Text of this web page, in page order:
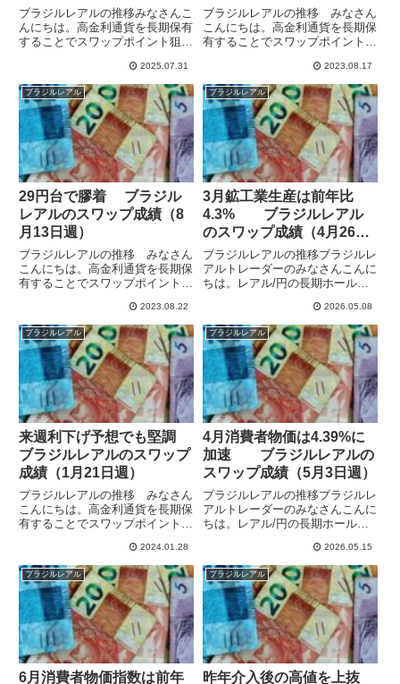
ブラジルレアルの推移みなさんこ
んにちは。高金利通貨を長期保有
することでスワップポイント狙い
銀は9月から金利引き上げサイク
ルに入っていて、政策金利は15%
となっています。残念ながらその
間IG証券のスワポは増えてい...
2025.07.31
ブラジルレアルの推移 みなさん
こんにちは。高金利通貨を長期保
有することでスワップポイント狙
発表のブラジルの7月の消費者物
価指数（IPCA）は、前年同月比
で予想2.76%のところ3.99%上昇
となりました。前月...
2023.08.17
ブラジルレアル
29円台で膠着 ブラジル
レアルのスワップ成績（8
月13日週）
ブラジルレアルの推移 みなさん
こんにちは。高金利通貨を長期保
有することでスワップポイント狙
の政策金利は13.25%と高くなっ
ていますが、8月2日には13.75%
から0.50%利下げして緩和に転換
しています。7月...
2023.08.22
ブラジルレアル
3月鉱工業生産は前年比
4.3% ブラジルレアル
のスワップ成績（4月26日
週）
ブラジルレアルの推移ブラジルレ
アルトレーダーのみなさんこんに
ちは。レアル/円の長期ホールド
しています。2025年9月からレア
ル/円に加え、米ドル/レアルも保
有しています。ブラジル中銀は4
月に政策金利を引き下げ1...
2026.05.08
ブラジルレアル
来週利下げ予想でも堅調
ブラジルレアルのスワップ
成績（1月21日週）
ブラジルレアルの推移 みなさん
こんにちは。高金利通貨を長期保
有することでスワップポイント狙
日の日銀会合前後は円高となって
対円の高金利通貨は軟調でした
が、週後半は回復しています。
23日午後3時以降の動きを見る
と、...
2024.01.28
ブラジルレアル
4月消費者物価は4.39%に
加速 ブラジルレアルの
スワップ成績（5月3日週）
ブラジルレアルの推移ブラジルレ
アルトレーダーのみなさんこんに
ちは。レアル/円の長期ホールド
しています。2025年9月からレア
ル/円に加え、米ドル/レアルも保
有しています。ブラジル中銀は4
月に政策金利を引き下げ1...
2026.05.15
ブラジルレアル
6月消費者物価指数は前年
ブラジルレアル
昨年介入後の高値を上抜